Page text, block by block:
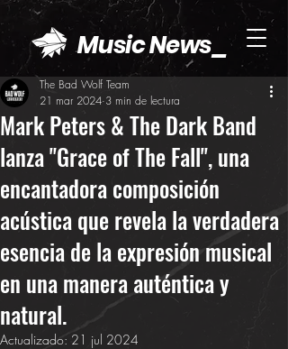
Music News_
Mark Peters & The Dark Band
lanza "Grace of The Fall", una
encantadora composición
acústica que revela la verdadera
esencia de la expresión musical
en una manera auténtica y
natural.
The Bad Wolf Team
21 mar 2024 3 min de lectura
Actualizado: 21 jul 2024